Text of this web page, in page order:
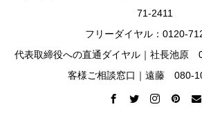
71-2411
フリーダイヤル：0120-
代表取締役への直通ダイヤル｜社長池
客様ご相談窓口｜遠藤 080-